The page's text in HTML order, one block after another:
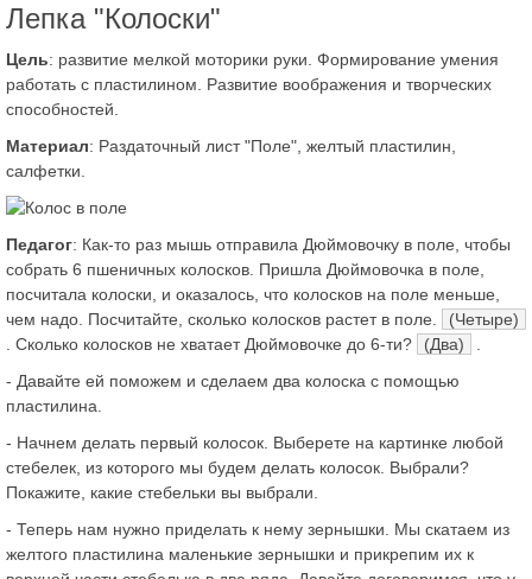
Лепка "Колоски"
Цель: развитие мелкой моторики руки. Формирование умения
работать с пластилином. Развитие воображения и творческих
способностей.
Материал: Раздаточный лист "Поле", желтый пластилин,
салфетки.
Педагог: Как-то раз мышь отправила Дюймовочку в поле, чтобы
собрать 6 пшеничных колосков. Пришла Дюймовочка в поле,
посчитала колоски, и оказалось, что колосков на поле меньше,
чем надо. Посчитайте, сколько колосков растет в поле.
(Четыре)
. Сколько колосков не хватает Дюймовочке до 6-ти?
(Два)
- Давайте ей поможем и сделаем два колоска с помощью
пластилина.
- Начнем делать первый колосок. Выберете на картинке любой
стебелек, из которого мы будем делать колосок. Выбрали?
Покажите, какие стебельки вы выбрали.
- Теперь нам нужно приделать к нему зернышки. Мы скатаем из
желтого пластилина маленькие зернышки и прикрепим их к